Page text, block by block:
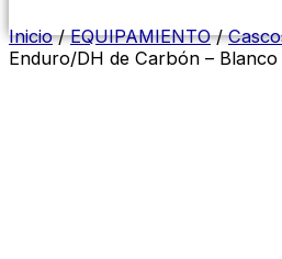
Inicio/EQUIPAMIENTO/
Enduro/DH de Carbón –